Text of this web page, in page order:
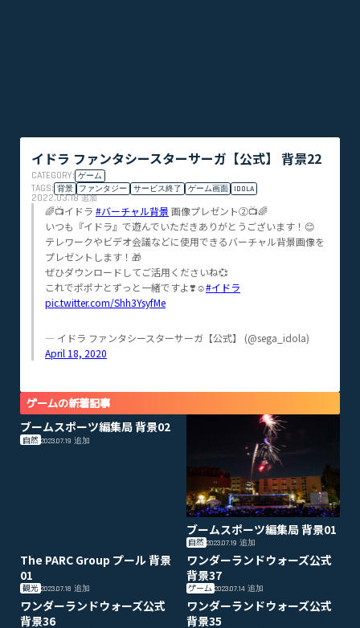
イドラ ファンタシースターサーガ【公式】 背景22
CATEGORY: ゲーム
TAGS: 背景 ファンタジー サービス終了 ゲーム画面 IDOLA
2022.03.18追加
🌈📺イドラ #バーチャル背景 画像プレゼント②📺🌈​
いつも『イドラ』で遊んでいただきありがとうございます！😊​
テレワークやビデオ会議などに使用できるバーチャル背景画像を
プレゼントします！🎁​
ぜひダウンロードしてご活用くださいね💞​
これでポポナとずっと一緒ですよ❣️☺️​#イドラ
pic.twitter.com/Shh3YsyfMe
— イドラ ファンタシースターサーガ【公式】 (@sega_idola)
April 18, 2020
ゲームの新着記事
ブームスポーツ編集局 背景02
自然 2023.07.19 追加
ブームスポーツ編集局 背景01
自然 2023.07.19追加
The PARC Group プール 背景
01
観光 2023.07.18 追加
ワンダーランドウォーズ公式
背景37
ゲーム 2023.07.14追加
ワンダーランドウォーズ公式
背景36
ワンダーランドウォーズ公式
背景35